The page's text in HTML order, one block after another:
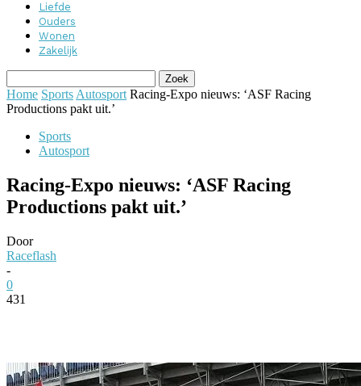
Liefde
Ouders
Wonen
Zakelijk
Home Sports Autosport Racing-Expo nieuws: ‘ASF Racing
Productions pakt uit.’
Sports
Autosport
Racing-Expo nieuws: ‘ASF Racing
Productions pakt uit.’
Door
Raceflash
-
0
431